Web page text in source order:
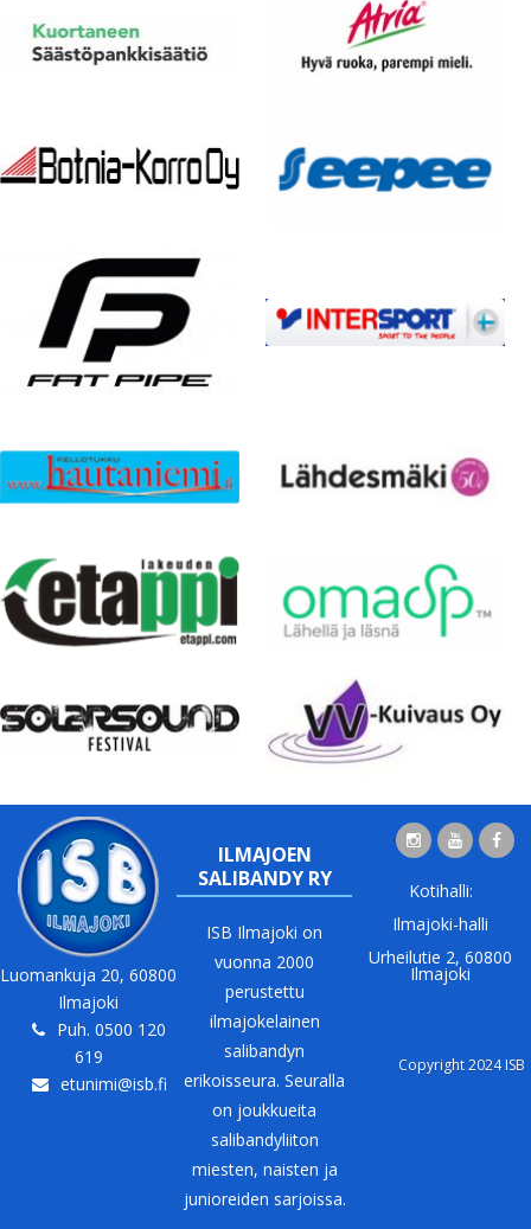
Luomankuja 20, 60800
Ilmajoki
Puh. 0500 120
619
etunimi@isb.fi
ILMAJOEN
SALIBANDY RY
ISB Ilmajoki on
vuonna 2000
perustettu
ilmajokelainen
salibandyn
erikoisseura. Seuralla
on joukkueita
salibandyliiton
miesten, naisten ja
junioreiden sarjoissa.
Kotihalli:
Ilmajoki-halli
Urheilutie 2, 60800
Ilmajoki
Copyright 2024 ISB